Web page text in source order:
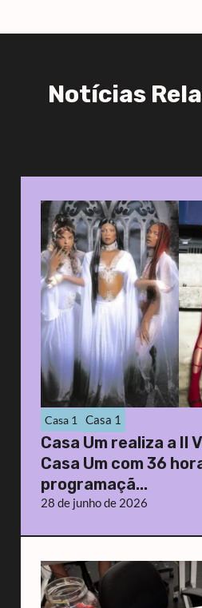
Notícias
Casa 1 Casa 1
Casa Um realiza a II
Casa Um com 36
programaçã...
28 de junho de 2026